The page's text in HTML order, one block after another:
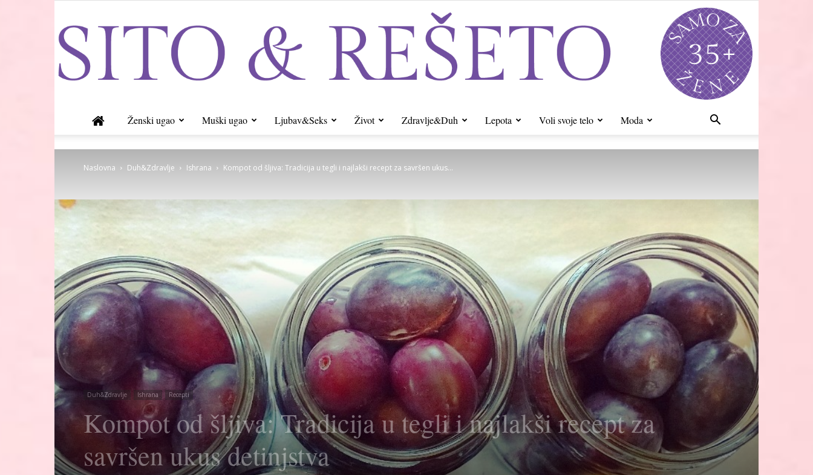
Ženski ugao Muški ugao Ljubav&Seks Život Zdravlje&Duh Lepota Voli svoje telo Moda
Naslovna Duh&Zdravlje Ishrana Kompot od šljiva: Tradicija u tegli i najlakši recept za savršen ukus...
Duh&Zdravlje Ishrana Recepti
Kompot od šljiva: Tradicija u tegli i najlakši recept za
savršen ukus detinjstva